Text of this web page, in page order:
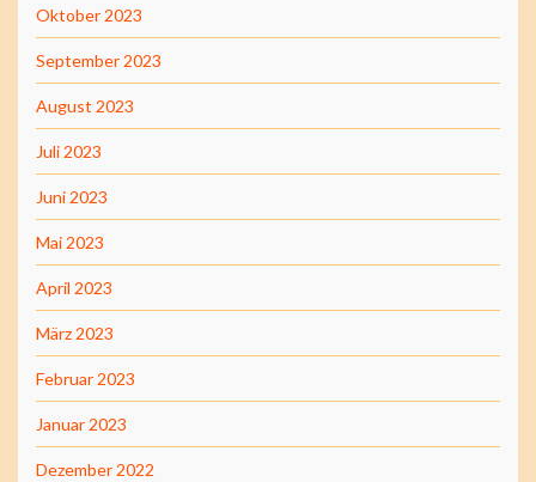
Oktober 2023
September 2023
August 2023
Juli 2023
Juni 2023
Mai 2023
April 2023
März 2023
Februar 2023
Januar 2023
Dezember 2022